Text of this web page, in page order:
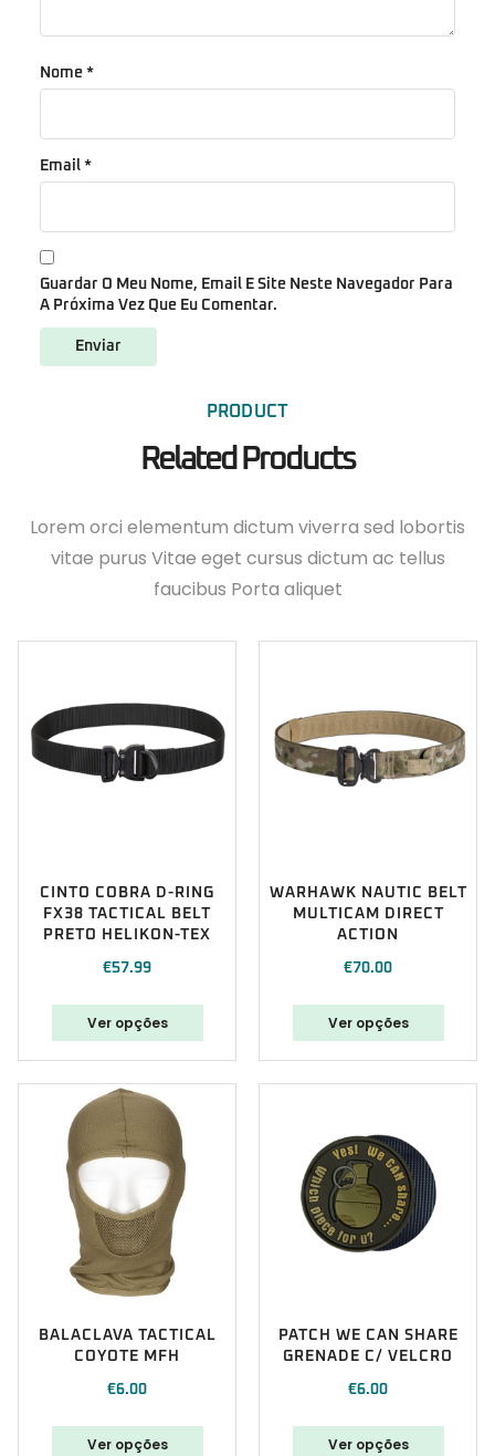
Nome *
Email *
Guardar O Meu Nome, Email E Site Neste Navegador Para
A Próxima Vez Que Eu Comentar.
PRODUCT
Related Products
Lorem orci elementum dictum viverra sed lobortis
vitae purus Vitae eget cursus dictum ac tellus
faucibus Porta aliquet
CINTO COBRA D-RING
FX38 TACTICAL BELT
PRETO HELIKON-TEX
€57.99
Ver opções
WARHAWK NAUTIC BELT
MULTICAM DIRECT
ACTION
€70.00
Ver opções
BALACLAVA TACTICAL
COYOTE MFH
€6.00
Ver opções
PATCH WE CAN SHARE
GRENADE C/ VELCRO
€6.00
Ver opções